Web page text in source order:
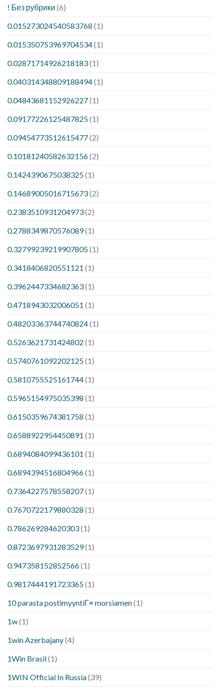
! Без рубрики (6)
0.015273024540583768 (1)
0.015350753969704534(1)
0.02871714926218183(1)
0.040314348809188494(1)
0.04843681152926227(1)
0.09177226125487825(1)
0.09454773512615477(2)
0.10181240582632156(2)
0.1424390675038325(1)
0.14689005016715673(2)
0.2383510931204973(2)
0.2788349870576089(1)
0.32799239219907805(1)
0.3418406820551121 (1)
0.3962447334682363(1)
0.4718943032006051 (1)
0.48203363744740824(1)
0.5263621731424802 (1)
0.5740761092202125(1)
0.5810755525161744(1)
0.5965154975035398 (1)
0.6150359674381758 (1)
0.6588922954450891 (1)
0.6894084099436101 (1)
0.6894394516804966(1)
0.7364227578558207(1)
0.7670722179880328 (1)
0.786269284620303(1)
0.8723697931283529(1)
0.947358152852566(1)
0.9817444191723365(1)
10 parasta postimyyntiГ¤ morsiamen(1)
1w(1)
1win Azerbajany(4)
1Win Brasil(1)
1WIN Official In Russia(39)